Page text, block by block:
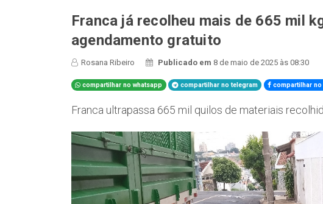
Franca já recolheu mais de 665 mil
agendamento gratuito
Rosana Ribeiro Publicado em 8 de maio de 2025 às 08:30
compartilhar no whatsapp compartilhar no telegram compartilhar
Franca ultrapassa 665 mil quilos de materiais